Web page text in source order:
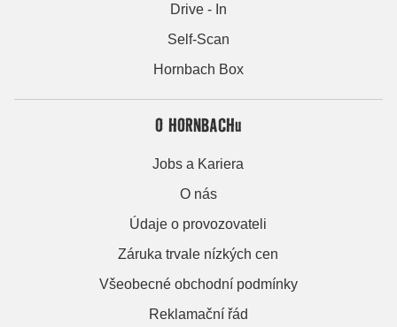
Drive - In
Self-Scan
Hornbach Box
O HORNBACHu
Jobs a Kariera
O nás
Údaje o provozovateli
Záruka trvale nízkých cen
Všeobecné obchodní podmínky
Reklamační řád